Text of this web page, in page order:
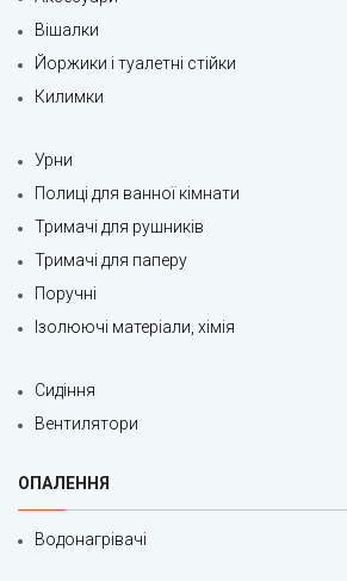
Вішалки
Йоржики і туалетні стійки
Килимки
Урни
Полиці для ванної кімнати
Тримачі для рушників
Тримачі для паперу
Поручні
Ізолюючі матеріали, хімія
Сидіння
Вентилятори
ОПАЛЕННЯ
Водонагрівачі